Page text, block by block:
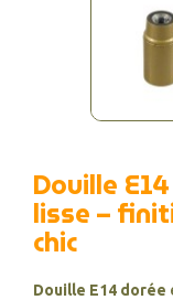
Douille
lisse –
chic
Douille E14 dorée